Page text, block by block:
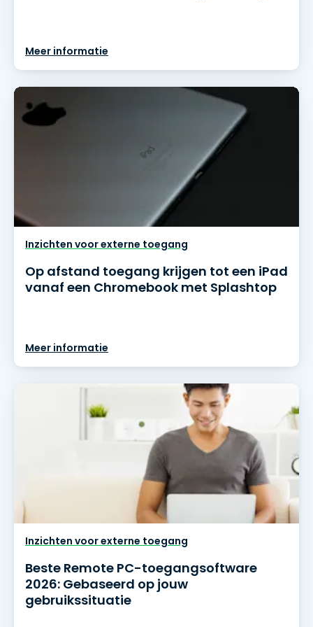
Meer informatie
Inzichten voor externe toegang
Op afstand toegang krijgen tot een iPad
vanaf een Chromebook met Splashtop
Meer informatie
Inzichten voor externe toegang
Beste Remote PC-toegangsoftware
2026: Gebaseerd op jouw
gebruikssituatie